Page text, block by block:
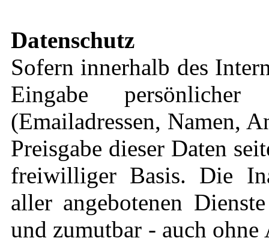
Datenschutz
Sofern innerhalb des
Eingabe
(Emailadressen, Namen,
Preisgabe dieser Daten
freiwilliger Basis. Die
aller angebotenen
und zumutbar - auch